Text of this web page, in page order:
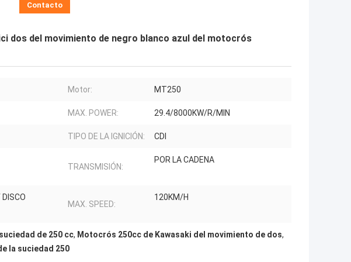
Contacto
dos del movimiento de negro blanco azul del motocrós
Motor: MT250
MAX. POWER: 29.4/8000KW/R/MIN
TIPO DE LA IGNICIÓN: CDI
TRANSMISIÓN:
POR LA CADENA
DISCO
MAX. SPEED:
120KM/H
de 250 cc, Motocrós 250cc de Kawasaki del movimiento de dos,
la suciedad 250